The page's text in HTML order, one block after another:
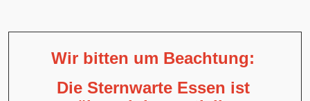
Wir bitten um Beachtung:
Die Sternwarte Essen ist